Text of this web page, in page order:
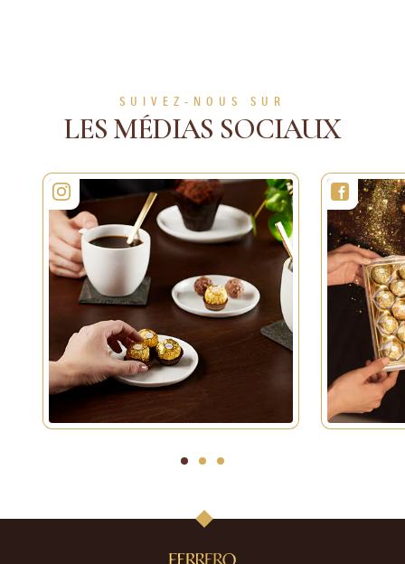
SUIVEZ-NOUS SUR
LES MÉDIAS SOCIAUX
1 2 3